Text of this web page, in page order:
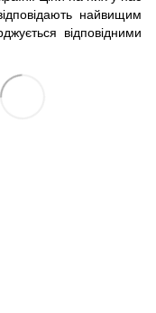
найвищим
відповідними